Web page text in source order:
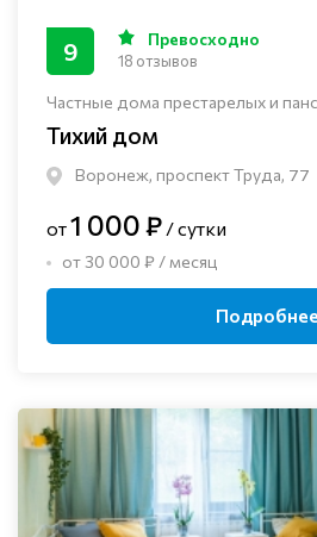
Частные дома престарелых и
Тихий дом
Воронеж, проспект Труда, 77
9 Превосходно
18 отзывов
от1 000 ₽ / сутки
от 30 000 ₽ / месяц
Подробнее